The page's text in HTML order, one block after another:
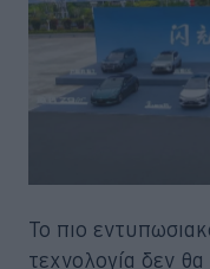
Το πιο
τεχνολογία δεν θα